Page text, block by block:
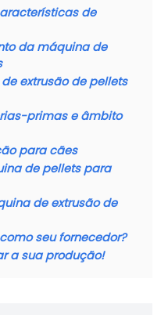
de
da máquina de
extrusão de pellets
primas e âmbito
para cães
de pellets para
de extrusão de
seu fornecedor?
a sua produção!